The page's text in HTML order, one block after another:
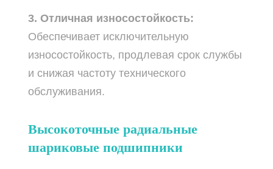
3. Отличная износостойкость:
Обеспечивает исключительную
износостойкость, продлевая срок службы
и снижая частоту технического
обслуживания.
Высокоточные радиальные
шариковые подшипники